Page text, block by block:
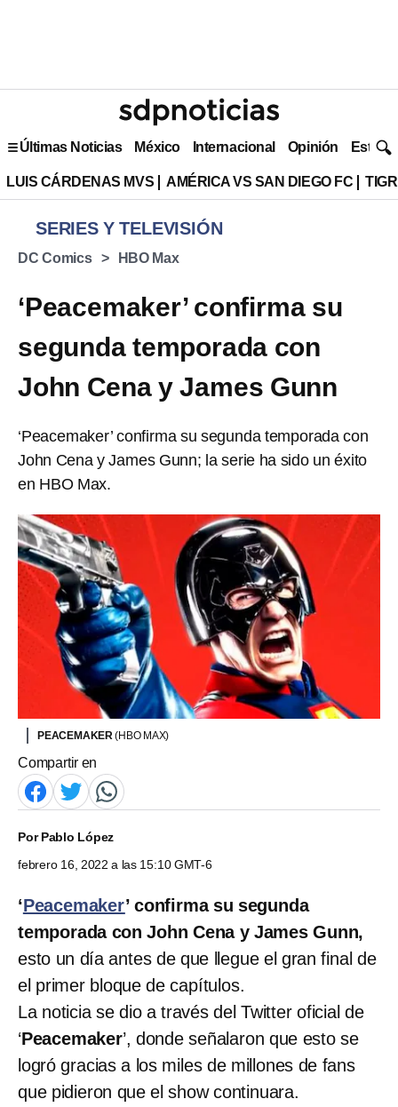
Últimas Noticias México Internacional Opinión Estilo
LUIS CÁRDENAS MVS AMÉRICA VS SAN DIEGO FC
SERIES Y TELEVISIÓN
DC Comics HBO Max
‘Peacemaker’ confirma su
segunda temporada con
John Cena y James Gunn
‘Peacemaker’ confirma su segunda temporada con
John Cena y James Gunn; la serie ha sido un éxito
en HBO Max.
PEACEMAKER(HBO MAX)
Compartir en
PorPablo López
febrero 16, 2022 a las 15:10 GMT-6
‘Peacemaker’ confirma su segunda
temporada con John Cena y James Gunn,
esto un día antes de que llegue el gran final de
el primer bloque de capítulos.
La noticia se dio a través del Twitter oficial de
‘Peacemaker’, donde señalaron que esto se
logró gracias a los miles de millones de fans
que pidieron que el show continuara.